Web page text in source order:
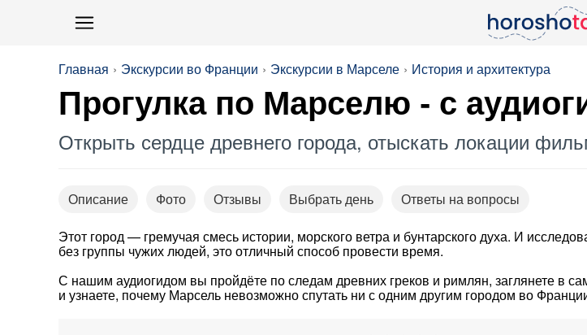
Главная Экскурсии во Франции Экскурсии в Марселе История и архитектура
Прогулка по Марселю - с
Открыть сердце древнего города, отыскать локации
Описание Фото Отзывы Выбрать день
Ответы на вопросы
Этот город — гремучая смесь истории, морского ветра и бунтарского духа. И
без группы чужих людей, это отличный способ провести время.
С нашим аудиогидом вы пройдёте по следам древних греков и римлян, заглянете в
и узнаете, почему Марсель невозможно спутать ни с одним другим городом во